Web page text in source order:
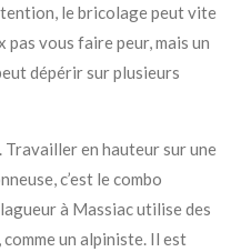
le bricolage peut vite
pas vous faire peur, mais un
dépérir sur plusieurs
. Travailler en hauteur sur une
c’est le combo
à Massiac utilise des
un alpiniste. Il est